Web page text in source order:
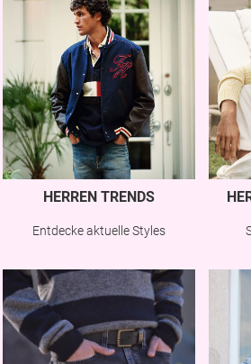
HERREN TRENDS
Entdecke aktuelle Styles